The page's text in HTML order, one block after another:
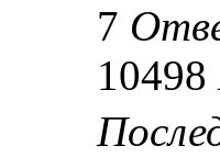
7
10498